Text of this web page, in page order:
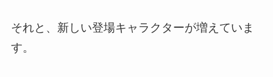
それと、新しい登場キャラクターが増えていま
す。